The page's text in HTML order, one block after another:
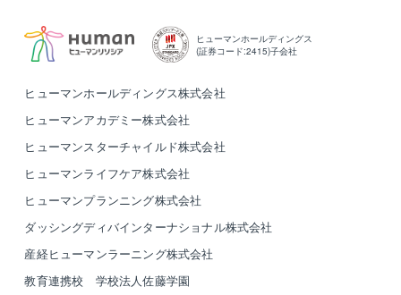
ヒューマンホールディングス
(証券コード:2415)子会社
ヒューマンホールディングス株式会社
ヒューマンアカデミー株式会社
ヒューマンスターチャイルド株式会社
ヒューマンライフケア株式会社
ヒューマンプランニング株式会社
ダッシングディバインターナショナル株式会社
産経ヒューマンラーニング株式会社
教育連携校 学校法人佐藤学園